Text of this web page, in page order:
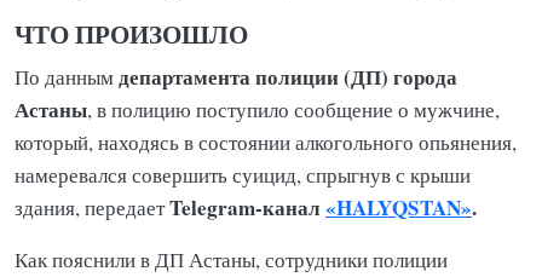
ЧТО ПРОИЗОШЛО
По даннымдепартамента полиции (ДП) города
Астаны, в полицию поступило сообщение о мужчине,
который, находясь в состоянии алкогольного опьянения,
намеревался совершить суицид, спрыгнув с крыши
здания, передаетTelegram-канал «HALYQSTAN».
Как пояснили в ДП Астаны, сотрудники полиции